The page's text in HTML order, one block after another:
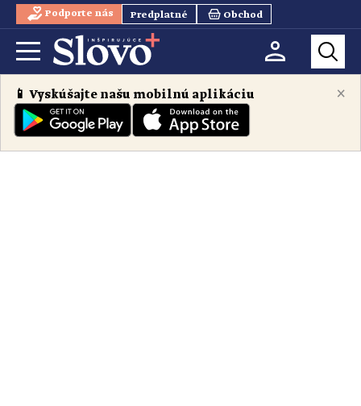
Podporte nás Predplatné Obchod
×
📱 Vyskúšajte našu mobilnú aplikáciu